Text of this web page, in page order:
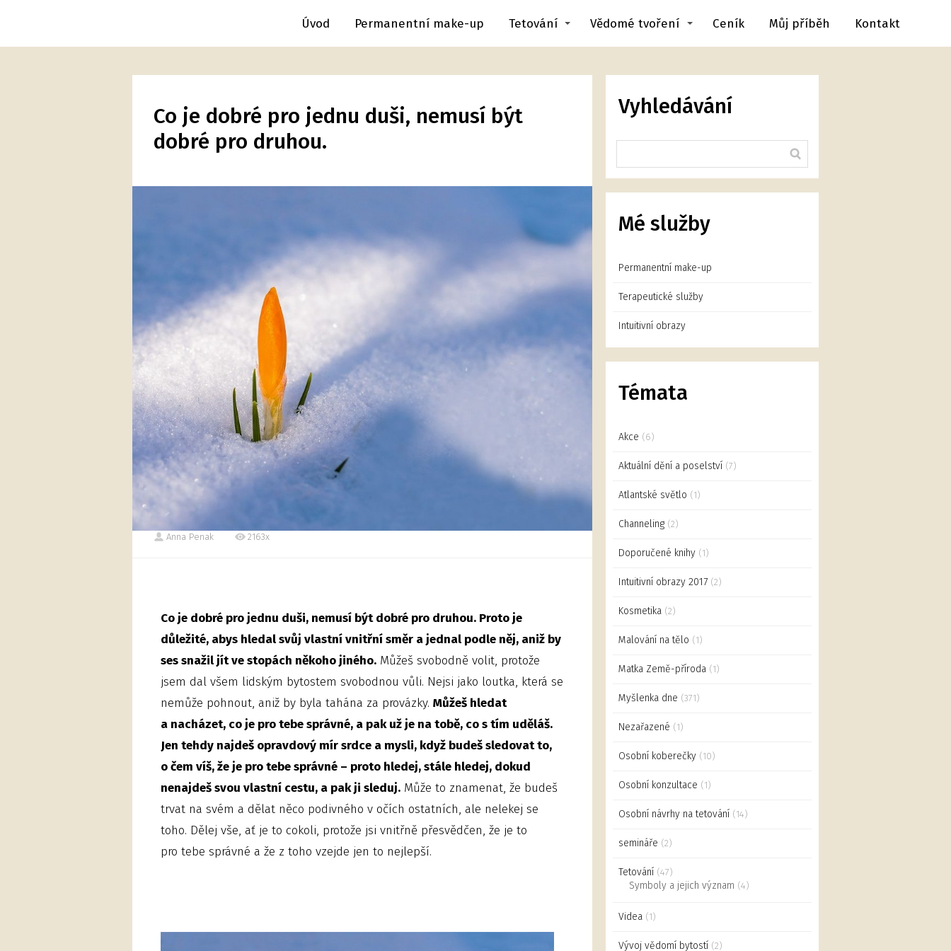
Úvod Permanentní make-up Tetování Vědomé tvoření Ceník Můj příběh Kontakt
Co je dobré pro jednu duši, nemusí být
dobré pro druhou.
Anna Penak 2163x
Co je dobré pro jednu duši, nemusí být dobré pro druhou. Proto je
důležité, abys hledal svůj vlastní vnitřní směr a jednal podle něj, aniž by
ses snažil jít ve stopách někoho jiného. Můžeš svobodně volit, protože
jsem dal všem lidským bytostem svobodnou vůli. Nejsi jako loutka, která se
nemůže pohnout, aniž by byla tahána za provázky. Můžeš hledat
a nacházet, co je pro tebe správné, a pak už je na tobě, co s tím uděláš.
Jen tehdy najdeš opravdový mír srdce a mysli, když budeš sledovat to,
o čem víš, že je pro tebe správné – proto hledej, stále hledej, dokud
nenajdeš svou vlastní cestu, a pak ji sleduj. Může to znamenat, že budeš
trvat na svém a dělat něco podivného v očích ostatních, ale nelekej se
toho. Dělej vše, ať je to cokoli, protože jsi vnitřně přesvědčen, že je to
pro tebe správné a že z toho vzejde jen to nejlepší.
Vyhledávání
Mé služby
Permanentní make-up
Terapeutické služby
Intuitivní obrazy
Témata
Akce (6)
Aktuální dění a poselství (7)
Atlantské světlo (1)
Channeling (2)
Doporučené knihy (1)
Intuitivní obrazy 2017 (2)
Kosmetika (2)
Malování na tělo (1)
Matka Země-příroda (1)
Myšlenka dne (371)
Nezařazené (1)
Osobní koberečky (10)
Osobní konzultace (1)
Osobní návrhy na tetování (14)
semináře (2)
Tetování (47)
Symboly a jejich význam (4)
Videa (1)
Vývoj vědomí bytostí (2)